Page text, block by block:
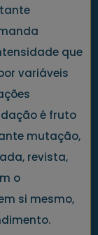
que
variáveis
é fruto
mutação,
revista,
o
si mesmo,